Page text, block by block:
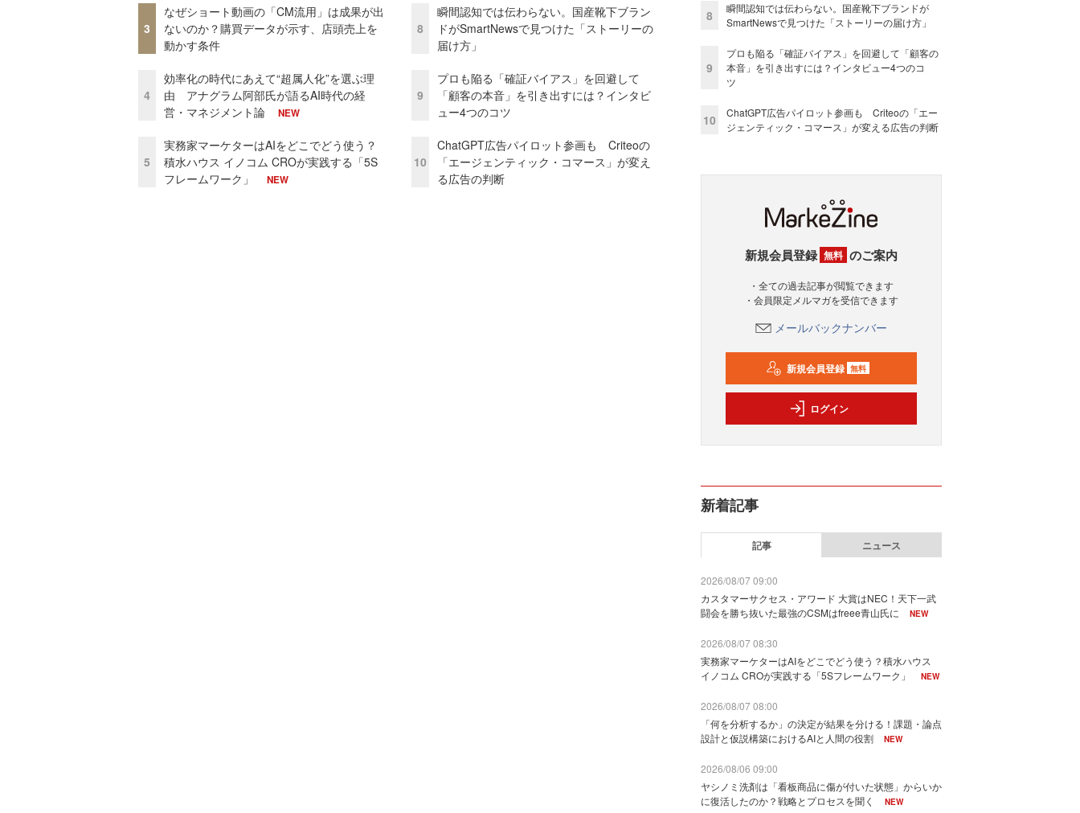
3
なぜショート動画の「CM流用」は成果が出
ないのか？購買データが示す、店頭売上を
動かす条件
4
効率化の時代にあえて“超属人化”を選ぶ理
由 アナグラム阿部氏が語るAI時代の経
営・マネジメント論
NEW
5
実務家マーケターはAIをどこでどう使う？
積水ハウス イノコム CROが実践する「5S
フレームワーク」
NEW
8
瞬間認知では伝わらない。国産靴下ブラン
ドがSmartNewsで見つけた「ストーリーの
届け方」
9
プロも陥る「確証バイアス」を回避して
「顧客の本音」を引き出すには？インタビ
ュー4つのコツ
10
ChatGPT広告パイロット参画も Criteoの
「エージェンティック・コマース」が変え
る広告の判断
8
瞬間認知では伝わらない。国産靴下ブランドが
SmartNewsで見つけた「ストーリーの届け方」
9
プロも陥る「確証バイアス」を回避して「顧客の
本音」を引き出すには？インタビュー4つのコ
ツ
10
ChatGPT広告パイロット参画も Criteoの「エー
ジェンティック・コマース」が変える広告の判断
新規会員登録 無料 のご案内
・全ての過去記事が閲覧できます
・会員限定メルマガを受信できます
メールバックナンバー
新規会員登録 無料
ログイン
新着記事
記事 ニュース
2026/08/07 09:00
カスタマーサクセス・アワード 大賞はNEC！天下一武
闘会を勝ち抜いた最強のCSMはfreee青山氏に
NEW
2026/08/07 08:30
実務家マーケターはAIをどこでどう使う？積水ハウス
イノコム CROが実践する「5Sフレームワーク」
NEW
2026/08/07 08:00
「何を分析するか」の決定が結果を分ける！課題・論点
設計と仮説構築におけるAIと人間の役割
NEW
2026/08/06 09:00
ヤシノミ洗剤は「看板商品に傷が付いた状態」からいか
に復活したのか？戦略とプロセスを聞く
NEW